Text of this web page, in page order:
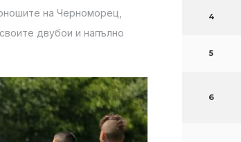
на Черноморец,
двубои и напълно
4
5
6